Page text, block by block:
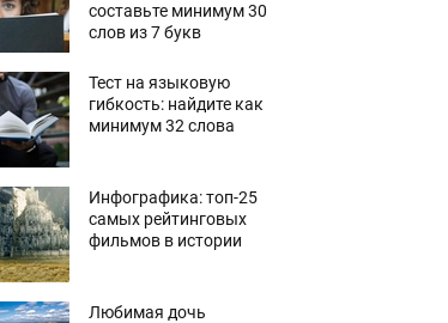
составьте минимум 30
слов из 7 букв
Тест на языковую
гибкость: найдите как
минимум 32 слова
Инфографика: топ-25
самых рейтинговых
фильмов в истории
Любимая дочь